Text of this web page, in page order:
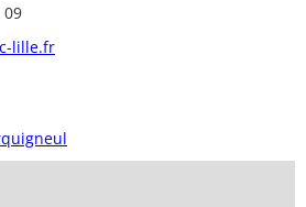
09
lille.fr